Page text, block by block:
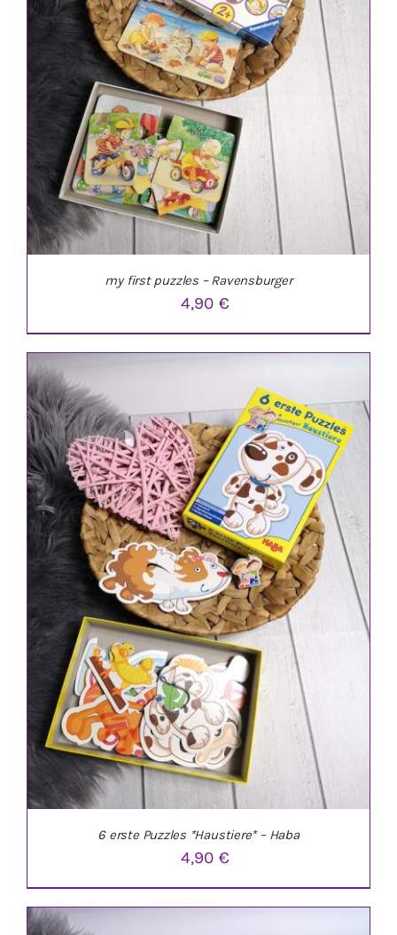
IN DEN WARENKORB / DETAILS
my first puzzles – Ravensburger
4,90€
6 erste Puzzles *Haustiere* – Haba
4,90€